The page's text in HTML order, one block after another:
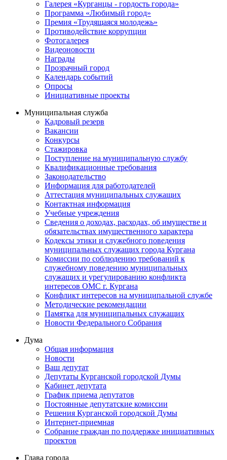
Галерея «Курганцы - гордость города»
Программа «Любимый город»
Премия «Трудящаяся молодежь»
Противодействие коррупции
Фотогалерея
Видеоновости
Награды
Прозрачный город
Календарь событий
Опросы
Инициативные проекты
Муниципальная служба
Кадровый резерв
Вакансии
Конкурсы
Стажировка
Поступление на муниципальную службу
Квалификационные требования
Законодательство
Информация для работодателей
Аттестация муниципальных служащих
Контактная информация
Учебные учреждения
Сведения о доходах, расходах, об имуществе и
обязательствах имущественного характера
Кодексы этики и служебного поведения
муниципальных служащих города Кургана
Комиссии по соблюдению требований к
служебному поведению муниципальных
служащих и урегулированию конфликта
интересов ОМС г. Кургана
Конфликт интересов на муниципальной службе
Методические рекомендации
Памятка для муниципальных служащих
Новости Федерального Cобрания
Дума
Общая информация
Новости
Ваш депутат
Депутаты Курганской городской Думы
Кабинет депутата
График приема депутатов
Постоянные депутатские комиссии
Решения Курганской городской Думы
Интернет-приемная
Собрание граждан по поддержке инициативных
проектов
Глава города